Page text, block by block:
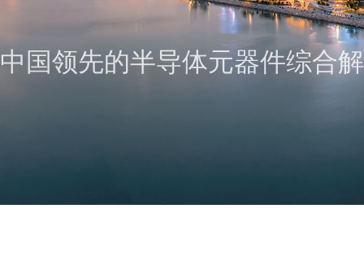
中国领先的半导体元器件综合